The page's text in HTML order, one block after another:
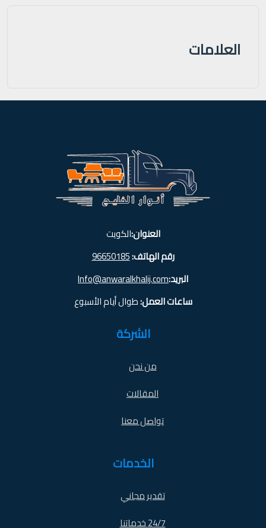
العلامات
العنوان:الكويت
رقم الهاتف:96650185
البريد:Info@anwaralkhalij.com
ساعات العمل:طوال أيام الأسبوع
الشركة
من نحن
المقالات
تواصل معنا
الخدمات
تقدير مجاني
24/7 خدماتنا